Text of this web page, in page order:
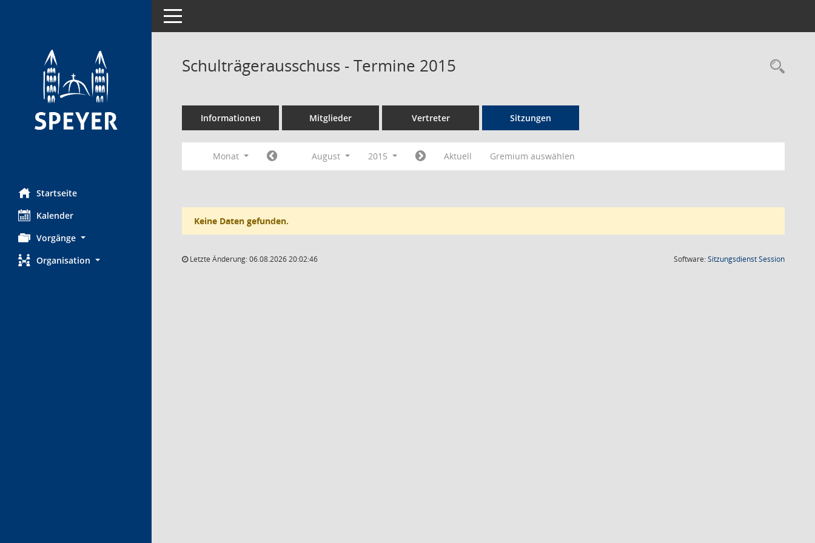
Startseite
Kalender
Vorgänge
Organisation
Toggle navigation
Schulträgerausschuss - Termine 2015
Informationen Mitglieder Vertreter Sitzungen
Monat August 2015 Aktuell Gremium auswählen
Keine Daten gefunden.
Letzte Änderung: 06.08.2026 20:02:46 Software:SitzungsdienstSession(Wird in